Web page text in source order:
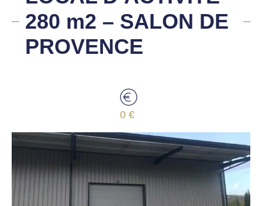
280 m2 – SALON DE
PROVENCE
0 €